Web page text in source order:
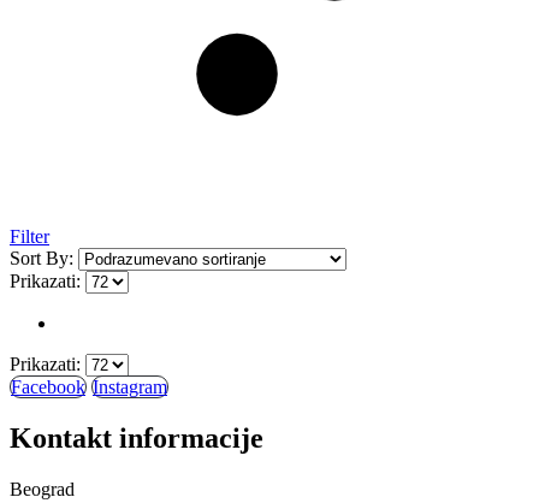
Filter
Sort By:
Prikazati:
Prikazati:
Facebook Instagram
Kontakt informacije
Beograd